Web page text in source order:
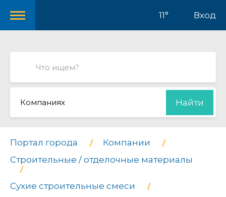
11° Вход
Компаниях Найти
Портал города
Компании
Строительные / отделочные материалы
Сухие строительные смеси